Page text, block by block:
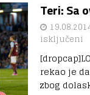
Teri: Sa
isključeni
rekao je
zbog